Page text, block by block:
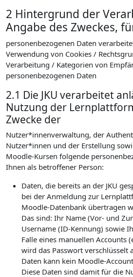
2 Hintergrund der
Angabe des Zweckes,
personenbezogenen Daten
Verwendung von Cookies /
Verarbeitung / Kategorien von
personenbezogenen Daten
2.1 Die JKU verarbeitet
Nutzung der
Zwecke der
Nutzer*innenverwaltung, der
Nutzer*innen und der Erstellung
Moodle-Kursen folgende
Ihnen als betroffener Person:
Daten, die bereits an der JKU
bei der Anmeldung zur
Moodle-Datenbank übertragen
Das sind: Ihr Name (Vor- und
Username (ID-Kennung) sowie
Falle eines manuellen Accounts
wird das Passwort verschlüsselt
Daten kann kein Moodle-
Diese Daten sind damit für die